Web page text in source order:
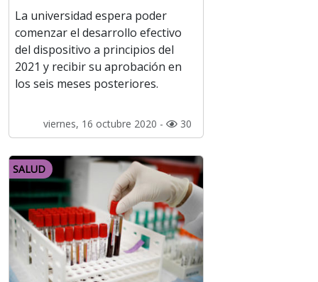
La universidad espera poder
comenzar el desarrollo efectivo
del dispositivo a principios del
2021 y recibir su aprobación en
los seis meses posteriores.
viernes, 16 octubre 2020 - 30
SALUD